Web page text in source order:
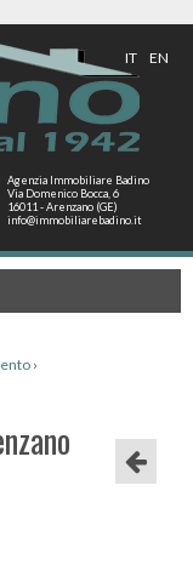
IT EN
Agenzia Immobiliare Badino
Via Domenico Bocca, 6
16011 - Arenzano (GE)
info@immobiliarebadino.it
›